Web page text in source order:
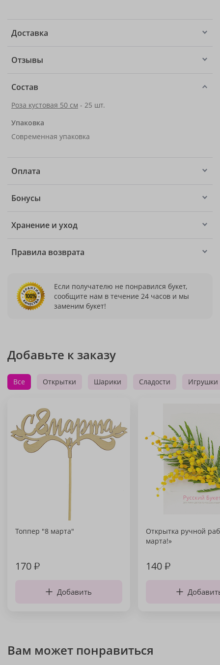
Доставка
Отзывы
Состав
Роза кустовая 50 см - 25 шт.
Упаковка
Современная упаковка
Оплата
Бонусы
Хранение и уход
Правила возврата
Если получателю не понравился букет,
сообщите нам в течение 24 часов и мы
заменим букет!
Добавьте к заказу
Все Открытки Шарики Сладости Игрушки
Топпер "8 марта"
170₽
Добавить
Открытка ручной
марта!»
140₽
Вам может понравиться